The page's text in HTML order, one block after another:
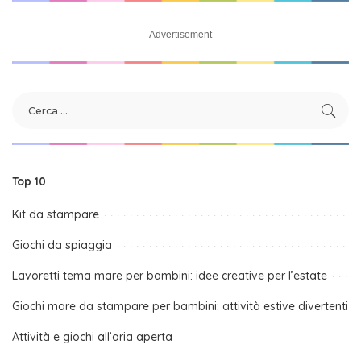
– Advertisement –
Top 10
Kit da stampare
Giochi da spiaggia
Lavoretti tema mare per bambini: idee creative per l’estate
Giochi mare da stampare per bambini: attività estive divertenti
Attività e giochi all’aria aperta